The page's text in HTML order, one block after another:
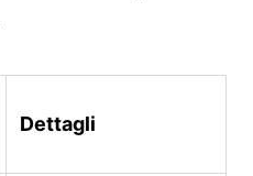
Dettagli